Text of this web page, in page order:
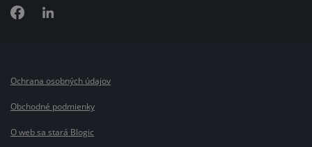
Ochrana osobných údajov
Obchodné podmienky
O web sa stará Blogic